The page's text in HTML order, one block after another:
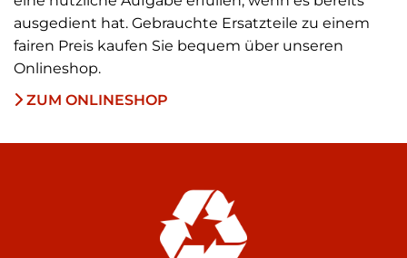
ausgedient hat. Gebrauchte Ersatzteile zu einem
fairen Preis kaufen Sie bequem über unseren
Onlineshop.
 ZUM ONLINESHOP